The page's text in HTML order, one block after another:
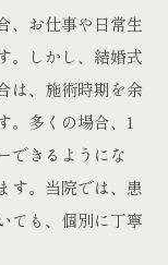
、お仕事や日常生
。しかし、結婚式
は、施術時期を余
。多くの場合、1
できるようにな
す。当院では、患
ても、個別に丁寧